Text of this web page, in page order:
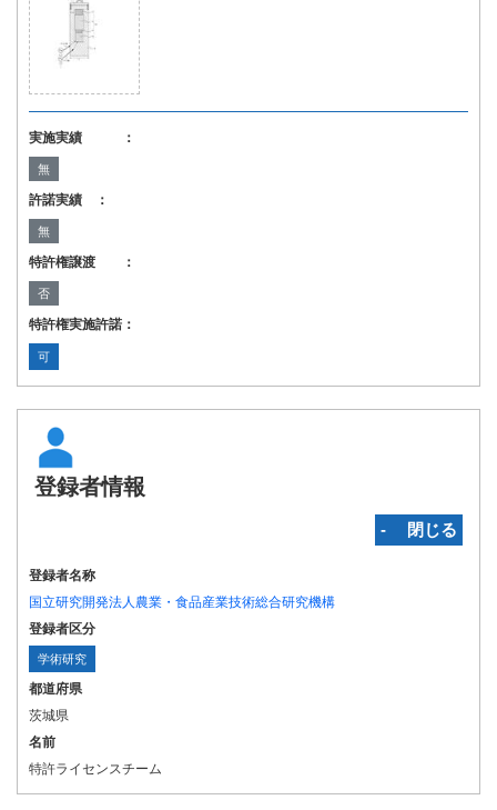
実施実績 ：
無
許諾実績 ：
無
特許権譲渡 ：
否
特許権実施許諾：
可
登録者情報
‐ 閉じる
登録者名称
国立研究開発法人農業・食品産業技術総合研究機構
登録者区分
学術研究
都道府県
茨城県
名前
特許ライセンスチーム